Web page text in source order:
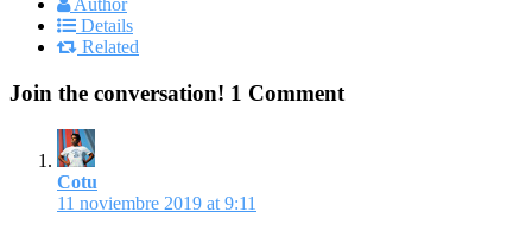
Author
Details
Related
Join the conversation! 1 Comment
Cotu
11 noviembre 2019 at 9:11